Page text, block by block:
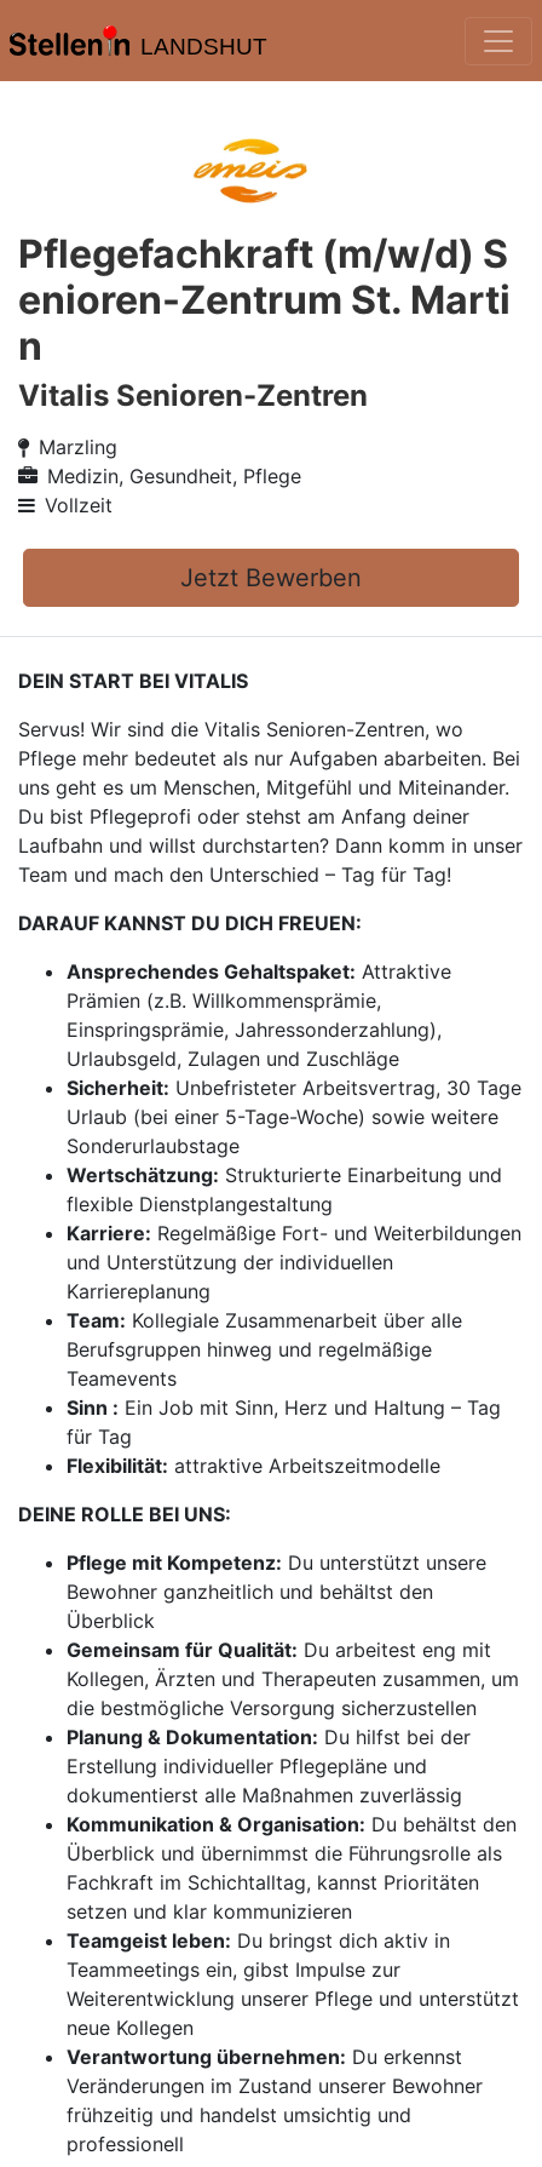
LANDSHUT
Pflegefachkraft (m/w/d) S
enioren-Zentrum St. Marti
n
Vitalis Senioren-Zentren
Marzling
Medizin, Gesundheit, Pflege
Vollzeit
Jetzt Bewerben
DEIN START BEI VITALIS
Servus! Wir sind die Vitalis Senioren-Zentren, wo
Pflege mehr bedeutet als nur Aufgaben abarbeiten. Bei
uns geht es um Menschen, Mitgefühl und Miteinander.
Du bist Pflegeprofi oder stehst am Anfang deiner
Laufbahn und willst durchstarten? Dann komm in unser
Team und mach den Unterschied – Tag für Tag!
DARAUF KANNST DU DICH FREUEN:
Ansprechendes Gehaltspaket: Attraktive
Prämien (z.B. Willkommensprämie,
Einspringsprämie, Jahressonderzahlung),
Urlaubsgeld, Zulagen und Zuschläge
Sicherheit: Unbefristeter Arbeitsvertrag, 30 Tage
Urlaub (bei einer 5-Tage-Woche) sowie weitere
Sonderurlaubstage
Wertschätzung: Strukturierte Einarbeitung und
flexible Dienstplangestaltung
Karriere: Regelmäßige Fort- und Weiterbildungen
und Unterstützung der individuellen
Karriereplanung
Team: Kollegiale Zusammenarbeit über alle
Berufsgruppen hinweg und regelmäßige
Teamevents
Sinn : Ein Job mit Sinn, Herz und Haltung – Tag
für Tag
Flexibilität: attraktive Arbeitszeitmodelle
DEINE ROLLE BEI UNS:
Pflege mit Kompetenz: Du unterstützt unsere
Bewohner ganzheitlich und behältst den
Überblick
Gemeinsam für Qualität: Du arbeitest eng mit
Kollegen, Ärzten und Therapeuten zusammen, um
die bestmögliche Versorgung sicherzustellen
Planung & Dokumentation: Du hilfst bei der
Erstellung individueller Pflegepläne und
dokumentierst alle Maßnahmen zuverlässig
Kommunikation & Organisation: Du behältst den
Überblick und übernimmst die Führungsrolle als
Fachkraft im Schichtalltag, kannst Prioritäten
setzen und klar kommunizieren
Teamgeist leben: Du bringst dich aktiv in
Teammeetings ein, gibst Impulse zur
Weiterentwicklung unserer Pflege und unterstützt
neue Kollegen
Verantwortung übernehmen: Du erkennst
Veränderungen im Zustand unserer Bewohner
frühzeitig und handelst umsichtig und
professionell